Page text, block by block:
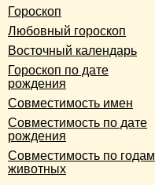
Гороскоп
Любовный гороскоп
Восточный календарь
Гороскоп по дате
рождения
Совместимость имен
Совместимость по дате
рождения
Совместимость по годам
животных